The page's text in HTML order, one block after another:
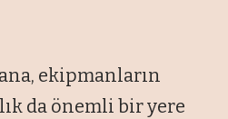
ekipmanların
da önemli bir yere